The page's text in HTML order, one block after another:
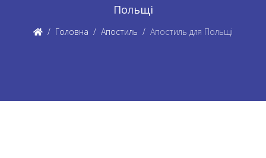
Польщі
Головна Апостиль Апостиль для Польщі